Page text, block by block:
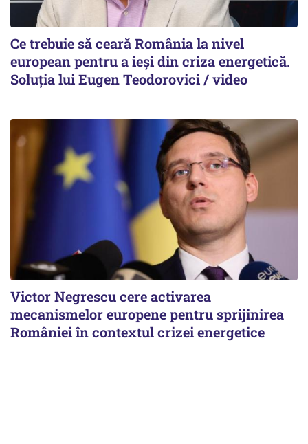
Ce trebuie să ceară România la nivel
european pentru a ieși din criza energetică.
Soluția lui Eugen Teodorovici / video
Victor Negrescu cere activarea
mecanismelor europene pentru sprijinirea
României în contextul crizei energetice